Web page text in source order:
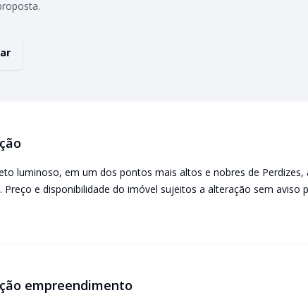
luminoso, em um dos pontos mais altos e nobres de
Preço e disponibilidade do imóvel sujeitos a alteração sem aviso
empreendimento